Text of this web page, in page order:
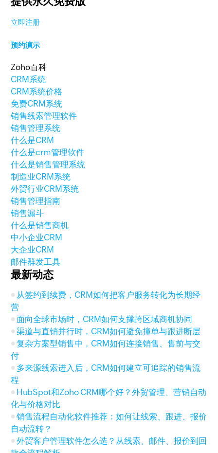
立即注册
预约演示
Zoho百科
CRM系统
CRM系统价格
免费CRM系统
销售线索管理软件
销售管理系统
什么是CRM
什么是crm管理软件
什么是销售管理系统
制造业CRM系统
外贸行业CRM系统
销售管理指南
销售漏斗
什么是销售商机
中小企业CRM
大企业CRM
邮件群发工具
最新动态
从签约到续费，CRM如何把客户服务转化为长期经
营
面向全球市场时，CRM如何支撑跨区域商机协同
渠道与直销并行时，CRM如何避免撞单与跟进断层
复杂方案型销售中，CRM如何连接销售、售前与交
付
多来源线索进入后，CRM如何建立可追踪的销售流
程
HubSpot和Zoho CRM哪个好？外贸管理、营销自动
化与价格对比
销售流程自动化软件推荐：如何让线索、跟进、报价
自动流转？
外贸客户管理软件怎么选？从线索、邮件、报价到回